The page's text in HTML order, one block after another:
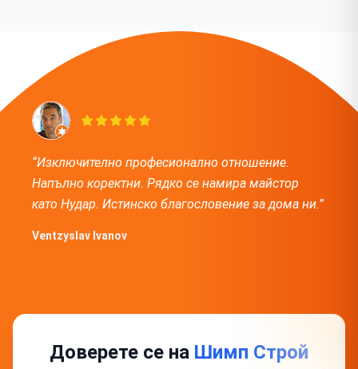
“Изключително професионално отношение.
Напълно коректни. Рядко се намира майстор
като Нудар. Истинско благословение за дома ни.”
Ventzyslav Ivanov
Доверете се на Шимп Строй